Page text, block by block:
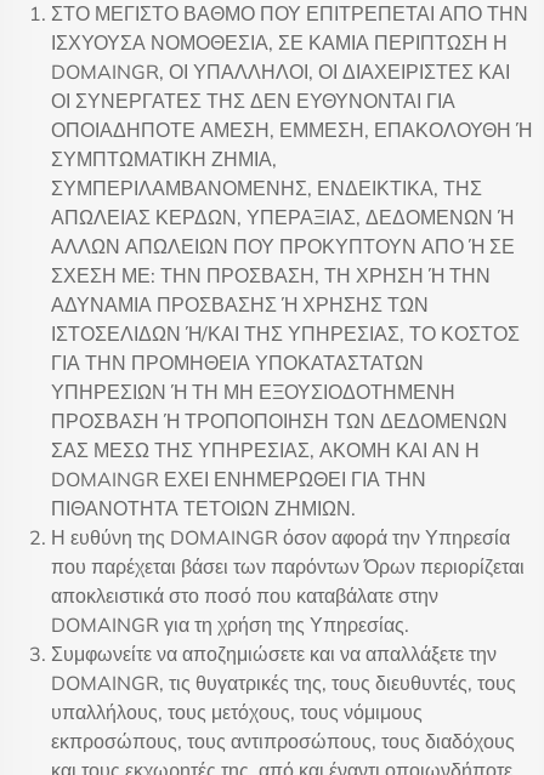
ΣΤΟ ΜΕΓΙΣΤΟ ΒΑΘΜΟ ΠΟΥ ΕΠΙΤΡΕΠΕΤΑΙ ΑΠΟ ΤΗΝ
ΙΣΧΥΟΥΣΑ ΝΟΜΟΘΕΣΙΑ, ΣΕ ΚΑΜΙΑ ΠΕΡΙΠΤΩΣΗ Η
DOMAINGR, ΟΙ ΥΠΑΛΛΗΛΟΙ, ΟΙ ΔΙΑΧΕΙΡΙΣΤΕΣ ΚΑΙ
ΟΙ ΣΥΝΕΡΓΑΤΕΣ ΤΗΣ ΔΕΝ ΕΥΘΥΝΟΝΤΑΙ ΓΙΑ
ΟΠΟΙΑΔΗΠΟΤΕ ΑΜΕΣΗ, ΕΜΜΕΣΗ, ΕΠΑΚΟΛΟΥΘΗ Ή
ΣΥΜΠΤΩΜΑΤΙΚΗ ΖΗΜΙΑ,
ΣΥΜΠΕΡΙΛΑΜΒΑΝΟΜΕΝΗΣ, ΕΝΔΕΙΚΤΙΚΑ, ΤΗΣ
ΑΠΩΛΕΙΑΣ ΚΕΡΔΩΝ, ΥΠΕΡΑΞΙΑΣ, ΔΕΔΟΜΕΝΩΝ Ή
ΑΛΛΩΝ ΑΠΩΛΕΙΩΝ ΠΟΥ ΠΡΟΚΥΠΤΟΥΝ ΑΠΟ Ή ΣΕ
ΣΧΕΣΗ ΜΕ: ΤΗΝ ΠΡΟΣΒΑΣΗ, ΤΗ ΧΡΗΣΗ Ή ΤΗΝ
ΑΔΥΝΑΜΙΑ ΠΡΟΣΒΑΣΗΣ Ή ΧΡΗΣΗΣ ΤΩΝ
ΙΣΤΟΣΕΛΙΔΩΝ Ή/ΚΑΙ ΤΗΣ ΥΠΗΡΕΣΙΑΣ, ΤΟ ΚΟΣΤΟΣ
ΓΙΑ ΤΗΝ ΠΡΟΜΗΘΕΙΑ ΥΠΟΚΑΤΑΣΤΑΤΩΝ
ΥΠΗΡΕΣΙΩΝ Ή ΤΗ ΜΗ ΕΞΟΥΣΙΟΔΟΤΗΜΕΝΗ
ΠΡΟΣΒΑΣΗ Ή ΤΡΟΠΟΠΟΙΗΣΗ ΤΩΝ ΔΕΔΟΜΕΝΩΝ
ΣΑΣ ΜΕΣΩ ΤΗΣ ΥΠΗΡΕΣΙΑΣ, ΑΚΟΜΗ ΚΑΙ ΑΝ Η
DOMAINGR ΕΧΕΙ ΕΝΗΜΕΡΩΘΕΙ ΓΙΑ ΤΗΝ
ΠΙΘΑΝΟΤΗΤΑ ΤΕΤΟΙΩΝ ΖΗΜΙΩΝ.
Η ευθύνη της DOMAINGR όσον αφορά την Υπηρεσία
που παρέχεται βάσει των παρόντων Όρων περιορίζεται
αποκλειστικά στο ποσό που καταβάλατε στην
DOMAINGR για τη χρήση της Υπηρεσίας.
Συμφωνείτε να αποζημιώσετε και να απαλλάξετε την
DOMAINGR, τις θυγατρικές της, τους διευθυντές, τους
υπαλλήλους, τους μετόχους, τους νόμιμους
εκπροσώπους, τους αντιπροσώπους, τους διαδόχους
και τους εκχωρητές της, από και έναντι οποιωνδήποτε